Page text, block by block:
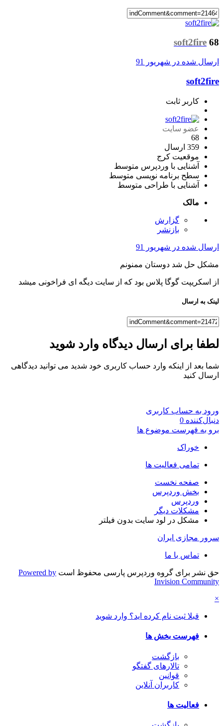
soft2fire 68
ارسال شده در شهریور 91
soft2fire
کاربر ثابت
عضو سایت
68
359 ارسال
موقعیت کرج
آشنایی با وردپرس متوسط
سطح برنامه نویسی متوسط
آشنایی با طراحی متوسط
مالک
گزارش
بازنشر
ارسال شده در شهریور 91
مشکل حل شد دوستان ممنونم
از اسکریپت گوگا پلاس بود که از سایت دیگه ای فراخونی میشد
لینک به ارسال
لطفا برای ارسال دیدگاه وارد شوید
شما بعد از اینکه وارد حساب کاربری خود شدید می توانید دیدگاهی
ارسال کنید
ورود به حساب کاربری
دنبال‌کننده 0
برو به فهرست موضوع ها
خوراک
تمامی فعالیت ها
صفحه نخست
بخش وردپرس
وردپرس
مشکلات دیگر
مشکل در لود سایت بدون فیلتر
سرور مجازی ایران
تماس با ما
حق نشر برای گروه وردپرس پارسی محفوظ است Powered by
Invision Community
×
قبلا ثبت نام کرده اید؟ وارد شوید
فهرست بخش ها
بازگشت
تالارهای گفتگو
قوانین
کاربران آنلاین
فعالیت ها